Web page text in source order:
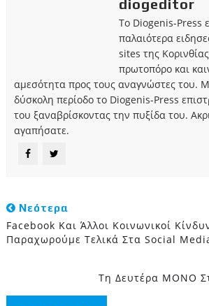
diogeditor
Το Diogenis-Press
παλαιότερα
sites της
πρωτοπόρο και
αμεσότητα προς τους αναγνώστες του.
δύσκολη περίοδο το Diogenis-Press
του ξαναβρίσκοντας την πυξίδα του.
αγαπήσατε.
Νεότερα
Facebook Και Άλλοι Κοινωνικοί
Παραχωρούμε Τελικά Στα Social
Τη Δευτέρα ΜΟΝΟ